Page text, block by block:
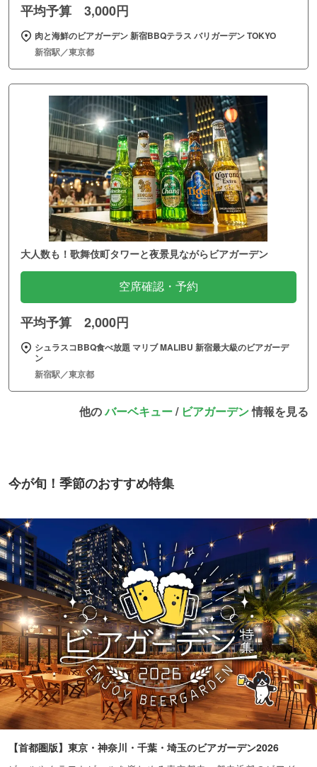
平均予算 3,000円
肉と海鮮のビアガーデン 新宿BBQテラス バリガーデン TOKYO
新宿駅／東京都
大人数も！歌舞伎町タワーと夜景見ながらビアガーデン
空席確認・予約
平均予算 2,000円
シュラスコBBQ食べ放題 マリブ MALIBU 新宿最大級のビアガーデ
ン
新宿駅／東京都
他のバーベキュー/ ビアガーデン情報を見る
今が旬！季節のおすすめ特集
【首都圏版】東京・神奈川・千葉・埼玉のビアガーデン2026